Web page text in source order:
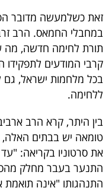
דרושים
ניוזלטרים
מייל
אדום
זאת כשלמעשה מדובר
במחבלי החמאס. הרב
תורת לחימה חדשה, מה
קרבי המודעים
בכל מלחמות ישראל, גם
ללחימה.
בין היתר, קרא הרב
טומאה יש בבתים האלה,
את סרטוניו בקריאה:
התנער בעבר מחלק
התנהגותו "אינה תואמת